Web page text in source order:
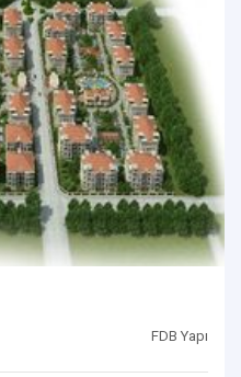
FDB Yapı